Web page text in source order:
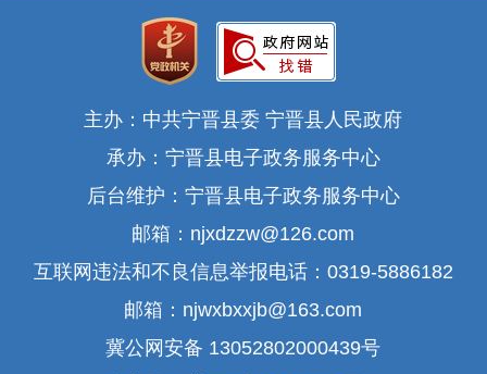
主办：中共宁晋县委 宁晋县人民政府
承办：宁晋县电子政务服务中心
后台维护：宁晋县电子政务服务中心
邮箱：njxdzzw@126.com
互联网违法和不良信息举报电话：0319-5886182
邮箱：njwxbxxjb@163.com
冀公网安备 13052802000439号